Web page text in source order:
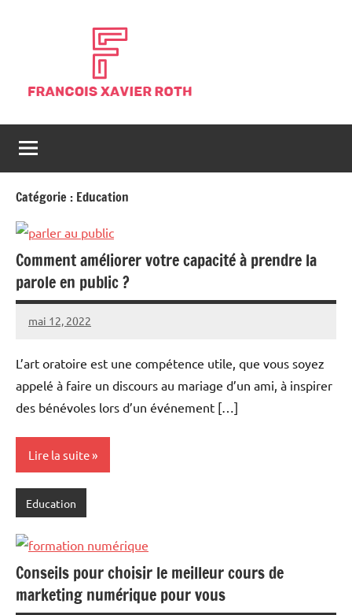
Blog
François
Xavier
d'actualités
Catégorie : Education
Comment améliorer votre capacité à prendre la
parole en public ?
mai 12, 2022
Maria
L’art oratoire est une compétence utile, que vous soyez
appelé à faire un discours au mariage d’un ami, à inspirer
des bénévoles lors d’un événement […]
Lire la suite
Education
Conseils pour choisir le meilleur cours de
marketing numérique pour vous